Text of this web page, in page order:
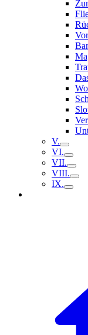
V.
VI.
VII.
VIII.
IX.